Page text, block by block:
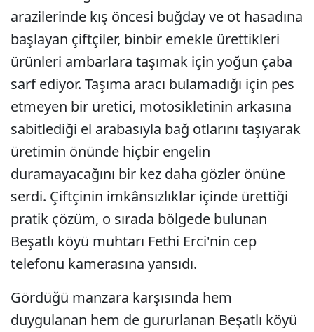
arazilerinde kış öncesi buğday ve ot hasadına
başlayan çiftçiler, binbir emekle ürettikleri
ürünleri ambarlara taşımak için yoğun çaba
sarf ediyor. Taşıma aracı bulamadığı için pes
etmeyen bir üretici, motosikletinin arkasına
sabitlediği el arabasıyla bağ otlarını taşıyarak
üretimin önünde hiçbir engelin
duramayacağını bir kez daha gözler önüne
serdi. Çiftçinin imkânsızlıklar içinde ürettiği
pratik çözüm, o sırada bölgede bulunan
Beşatlı köyü muhtarı Fethi Erci'nin cep
telefonu kamerasına yansıdı.
Gördüğü manzara karşısında hem
duygulanan hem de gururlanan Beşatlı köyü